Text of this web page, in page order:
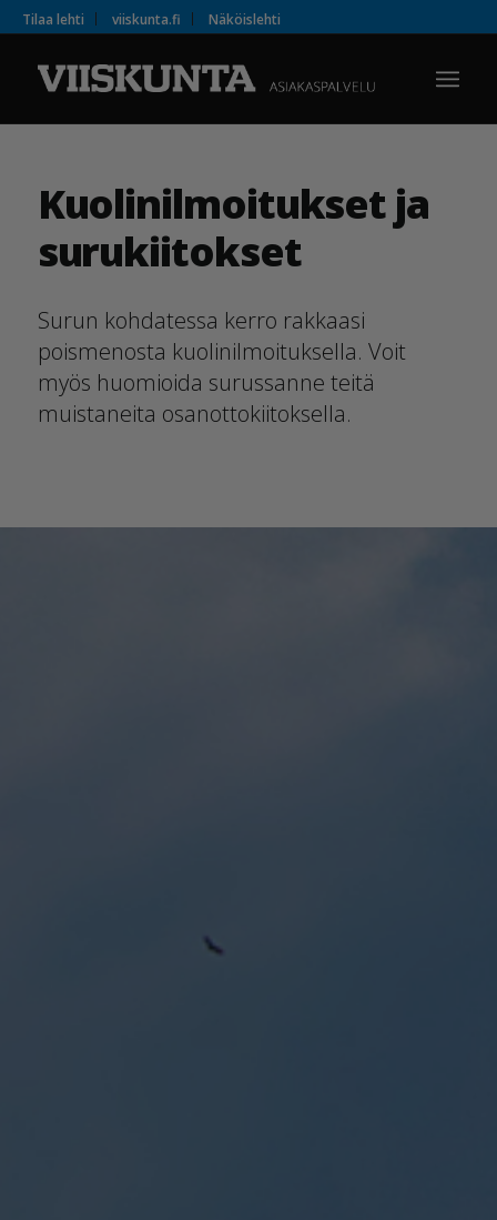
Tilaa lehti viiskunta.fi Näköislehti
Kuolinilmoitukset ja
surukiitokset
Surun kohdatessa kerro rakkaasi
poismenosta kuolinilmoituksella. Voit
myös huomioida surussanne teitä
muistaneita osanottokiitoksella.